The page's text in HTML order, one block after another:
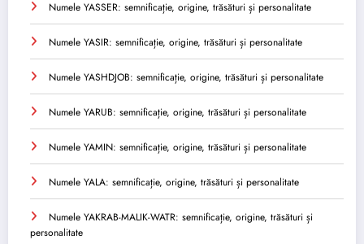
Numele YASSER: semnificație, origine, trăsături și personalitate
Numele YASIR: semnificație, origine, trăsături și personalitate
Numele YASHDJOB: semnificație, origine, trăsături și personalitate
Numele YARUB: semnificație, origine, trăsături și personalitate
Numele YAMIN: semnificație, origine, trăsături și personalitate
Numele YALA: semnificație, origine, trăsături și personalitate
Numele YAKRAB-MALIK-WATR: semnificație, origine, trăsături și
personalitate